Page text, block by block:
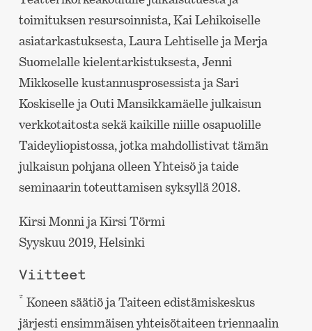
toimituksen resursoinnista, Kai Lehikoiselle
asiatarkastuksesta, Laura Lehtiselle ja Merja
Suomelalle kielentarkistuksesta, Jenni
Mikkoselle kustannusprosessista ja Sari
Koskiselle ja Outi Mansikkamäelle julkaisun
verkkotaitosta sekä kaikille niille osapuolille
Taideyliopistossa, jotka mahdollistivat tämän
julkaisun pohjana olleen Yhteisö ja taide
seminaarin toteuttamisen syksyllä 2018.
Kirsi Monni ja Kirsi Törmi
Syyskuu 2019, Helsinki
Viitteet
* Koneen säätiö ja Taiteen edistämiskeskus
järjesti ensimmäisen yhteisötaiteen triennaalin